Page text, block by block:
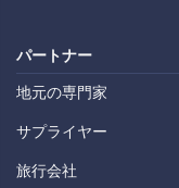
パートナー
地元の専門家
サプライヤー
旅行会社